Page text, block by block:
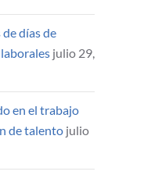
días de
julio 29,
en el trabajo
de talento julio